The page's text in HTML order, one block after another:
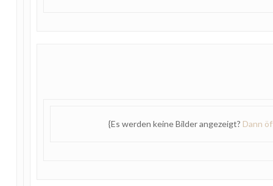
{Es werden keine Bilder angezeigt? Dann